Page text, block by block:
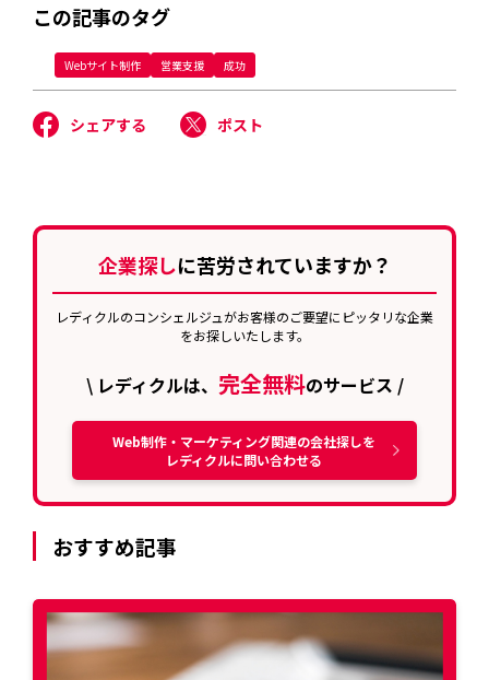
この記事のタグ
Webサイト制作 営業支援 成功
シェアする ポスト
企業探しに苦労されていますか？
レディクルのコンシェルジュがお客様のご要望にピッタリな企業
をお探しいたします。
\ レディクルは、 完全無料のサービス /
Web制作・マーケティング関連の会社探しを
レディクルに問い合わせる
おすすめ記事